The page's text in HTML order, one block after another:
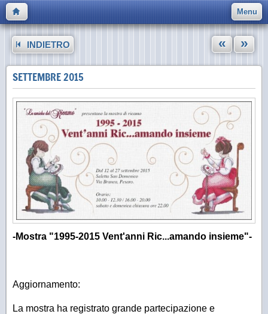
Menu
INDIETRO « »
SETTEMBRE 2015
-Mostra "1995-2015 Vent'anni Ric...amando insieme"-
Aggiornamento:
La mostra ha registrato grande partecipazione e